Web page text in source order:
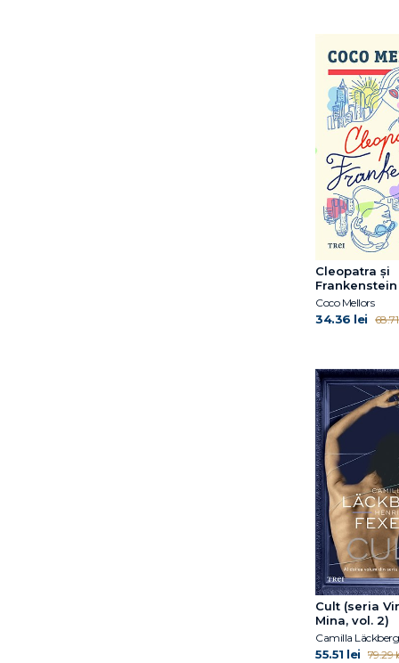
Cleopatra și
Frankenstein
Coco Mellors
34.36 lei
Cult (seria
Mina, vol. 2)
55.51 lei 79.29